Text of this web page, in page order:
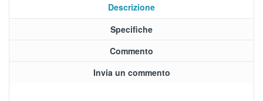
Descrizione
Specifiche
Commento
Invia un commento